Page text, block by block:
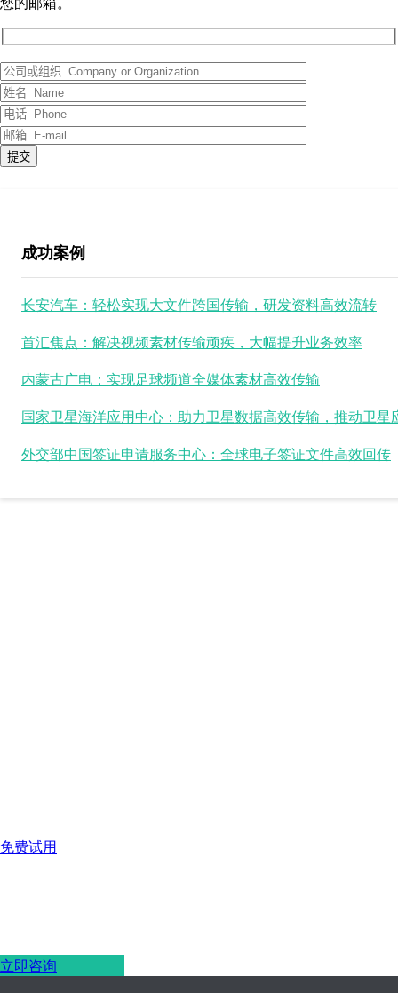
成功案例
长安汽车：轻松实现大文件跨国传输，研发资料高效流转
首汇焦点：解决视频素材传输顽疾，大幅提升业务效率
内蒙古广电：实现足球频道全媒体素材高效传输
外交部中国签证申请服务中心：全球电子签证文件高效回传
免费试用
立即咨询